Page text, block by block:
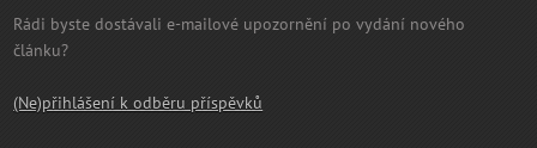
Rádi byste dostávali e-mailové upozornění po vydání nového
článku?
(Ne)přihlášení k odběru příspěvků